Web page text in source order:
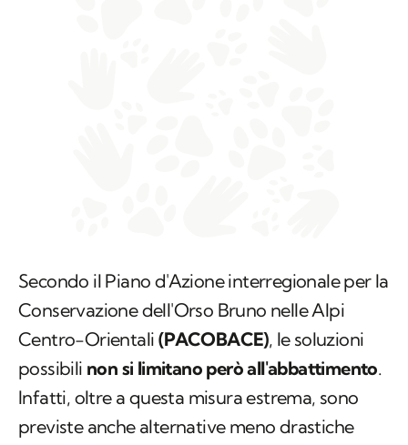
Secondo il Piano d'Azione interregionale per la
Conservazione dell'Orso Bruno nelle Alpi
Centro-Orientali (PACOBACE), le soluzioni
possibili non si limitano però all'abbattimento.
Infatti, oltre a questa misura estrema, sono
previste anche alternative meno drastiche